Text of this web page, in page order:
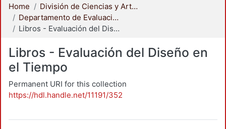
Home
División de Ciencias y Artes para el Diseño
Departamento de Evaluación del Diseño en el Tiempo
Libros - Evaluación del Diseño en el Tiempo
Libros - Evaluación del Diseño en
el Tiempo
Permanent URI for this collection
https://hdl.handle.net/11191/352